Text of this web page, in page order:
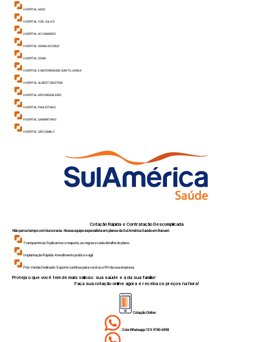
HOSPITAL AACD
HOSPITAL 9 DE JULHO
HOSPITAL AC CAMARGO
HOSPITAL OSWALDO CRUZ
HOSPITAL CEMA
HOSPITAL E MATERNIDADE SANTA JOANA
HOSPITAL ALBERT EINSTEIN
HOSPITAL NIPO BRASILEIRO
HOSPITAL PAULISTANO
HOSPITAL SAMARITANO
HOSPITAL SÃO CAMILO
Cotação Rápida e Contratação Descomplicada
Não perca tempo com burocracia. Nossa equipe especialista em planos da Sul América Saúde em Barueri.
Transparência: Explicamos o reajuste, as regras e cada detalhe do plano.
Implantação Rápida: Atendimento prático e ágil.
Pós-Venda Dedicado: Suporte contínuo para você ou o RH da sua empresa.
Proteja o que você tem de mais valioso: sua saúde e a da sua família!
Faça sua cotação online agora e receba os preços na hora!
Cotação Online:
Cote Whatsapp 12 9.9740-6958